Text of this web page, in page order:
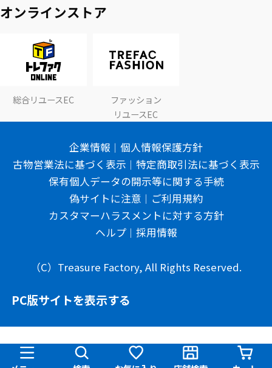
オンラインストア
総合リユースEC
ファッション
リユースEC
企業情報
個人情報保護方針
古物営業法に基づく表示
特定商取引法に基づく表示
保有個人データの開示等に関する手続
偽サイトに注意
ご利用規約
カスタマーハラスメントに対する方針
ヘルプ
採用情報
（C）Treasure Factory, All Rights Reserved.
PC版サイトを表示する